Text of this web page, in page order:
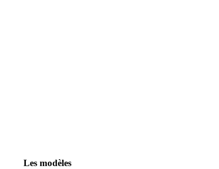
Les modèles